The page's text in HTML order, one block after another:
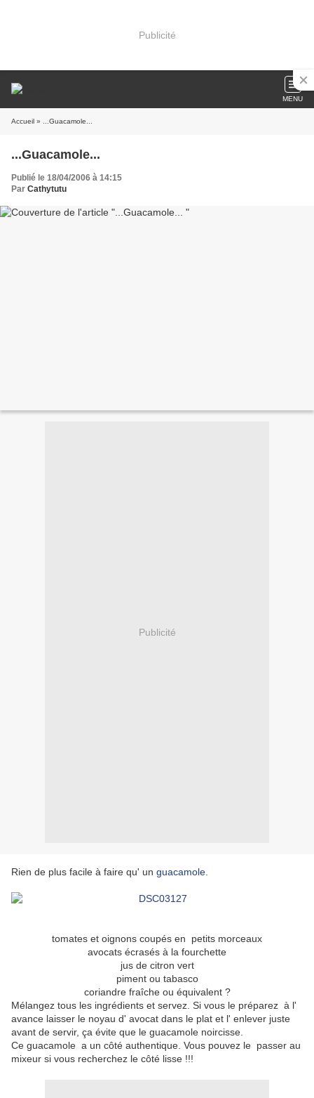
Publicité
MENU
Accueil » ...Guacamole...
...Guacamole...
Publié le 18/04/2006 à 14:15
Par Cathytutu
Publicité
Rien de plus facile à faire qu' un guacamole
tomates et oignons coupés en petits morceaux
avocats écrasés à la fourchette
jus de citron vert
piment ou tabasco
coriandre fraîche ou équivalent ?
Mélangez tous les ingrédients et servez. Si vous le préparez à l'
avance laisser le noyau d' avocat dans le plat et l' enlever juste
avant de servir, ça évite que le guacamole noircisse.
Ce guacamole a un côté authentique. Vous pouvez le passer au
mixeur si vous recherchez le côté lisse !!!